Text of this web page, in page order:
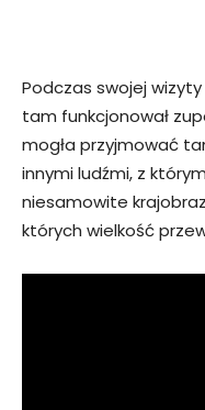
Podczas swojej
tam funkcjonował
mogła przyjmować
innymi ludźmi, z
niesamowite
których wielkość